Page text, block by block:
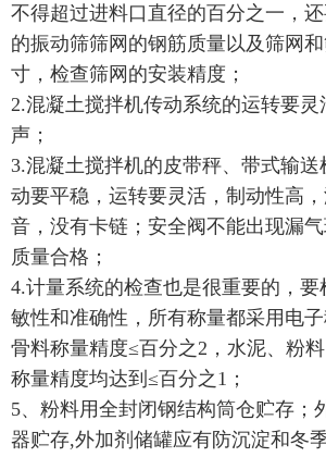
不得超过进料口直径的百分之一，
的振动筛筛网的钢筋质量以及筛网
寸，检查筛网的安装精度；
2.混凝土搅拌机传动系统的运转要
声；
3.混凝土搅拌机的皮带秤、带式输
动要平稳，运转要灵活，制动性高
音，没有卡链；安全阀不能出现漏
质量合格；
4.计量系统的检查也是很重要的，要
敏性和准确性，所有称量都采用电子
骨料称量精度≤百分之2，水泥、粉
称量精度均达到≤百分之1；
5、粉料用全封闭钢结构筒仓贮存；
器贮存,外加剂储罐应有防沉淀和冬